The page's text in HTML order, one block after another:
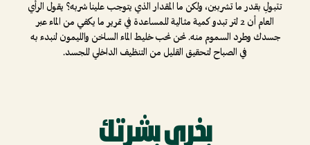
تتبولِ بقدر ما تشربين، ولكن ما المقدار الذي يتوجب علينا شربه؟ يقول الرأي
العام أن 2 لتر تبدو كمية مثالية للمساعدة في تمرير ما يكفي من الماء عبر
جسدك وطرد السموم منه. نحن نحب خليط الماء الساخن والليمون لنبدء به
في الصباح لتحقيق القليل من التنظيف الداخلي للجسد.
بخري بشرتك